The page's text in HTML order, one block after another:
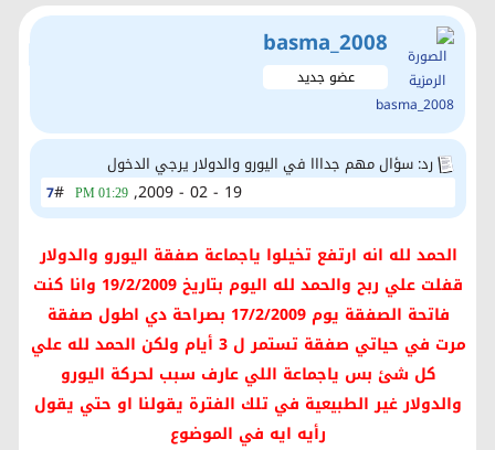
basma_2008
عضو جديد
رد: سؤال مهم جدااا في اليورو والدولار يرجي الدخول
7# 19 - 02 - 2009,
01:29 PM
الحمد لله انه ارتفع تخيلوا ياجماعة صفقة اليورو والدولار
قفلت علي ربح والحمد لله اليوم بتاريخ 19/2/2009 وانا كنت
فاتحة الصفقة يوم 17/2/2009 بصراحة دي اطول صفقة
مرت في حياتي صفقة تستمر ل 3 أيام ولكن الحمد لله علي
كل شئ بس ياجماعة اللي عارف سبب لحركة اليورو
والدولار غير الطبيعية في تلك الفترة يقولنا او حتي يقول
رأيه ايه في الموضوع